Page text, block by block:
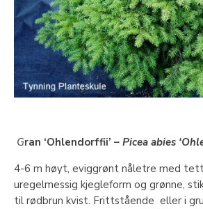
Gran ‘Ohlendorffii’ – Picea abies
4-6 m høyt, eviggrønt nåletre med
uregelmessig kjegleform og grønne,
til rødbrun kvist. Frittstående eller i